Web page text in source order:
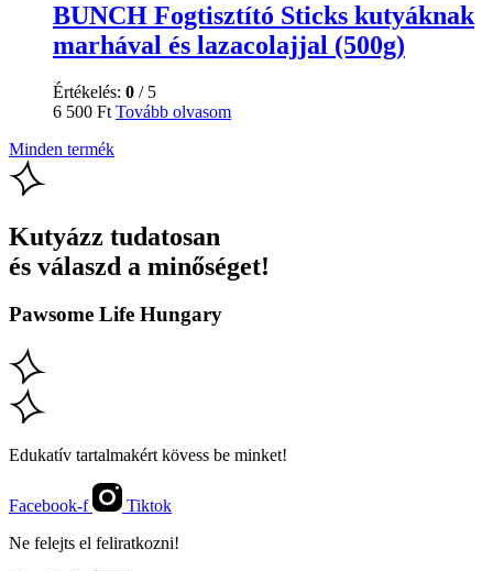
BUNCH Fogtisztító Sticks kutyáknak
marhával és lazacolajjal (500g)
Értékelés: 0 / 5
6 500 Ft Tovább olvasom
Minden termék
Kutyázz tudatosan
és válaszd a minőséget!
Pawsome Life Hungary
Edukatív tartalmakért kövess be minket!
Facebook-f
Tiktok
Ne felejts el feliratkozni!